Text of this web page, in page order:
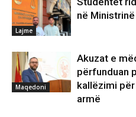
Lajme
në
Maqedoni
Akuzat e
përfunduan
kallëzimi
armë